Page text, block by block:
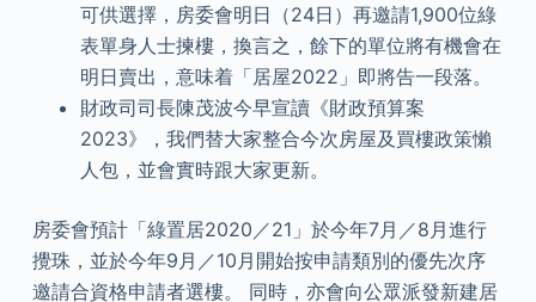
可供選擇，房委會明日（24日）再邀請1,900位綠
表單身人士揀樓，換言之，餘下的單位將有機會在
明日賣出，意味着「居屋2022」即將告一段落。
財政司司長陳茂波今早宣讀《財政預算案
2023》，我們替大家整合今次房屋及買樓政策懶
人包，並會實時跟大家更新。
房委會預計「綠置居2020／21」於今年7月／8月進行
攪珠，並於今年9月／10月開始按申請類別的優先次序
邀請合資格申請者選樓。 同時，亦會向公眾派發新建居